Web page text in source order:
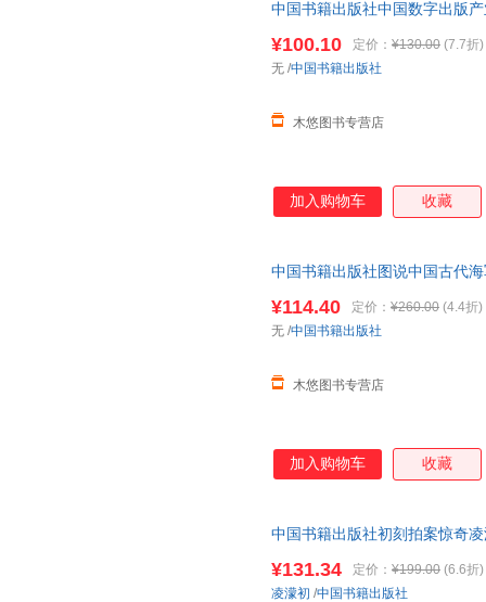
中国书籍出版社中国数字出版
¥100.10 定价： ¥130.00 (7.7折)
木悠图书专营店
无 /中国书籍出版社
加入购物车 收藏
中国书籍出版社图说中国古代
¥114.40 定价： ¥260.00 (4.4折)
木悠图书专营店
无 /中国书籍出版社
加入购物车 收藏
中国书籍出版社初刻拍案惊奇
¥131.34 定价： ¥199.00 (6.6折)
凌濛初 /中国书籍出版社